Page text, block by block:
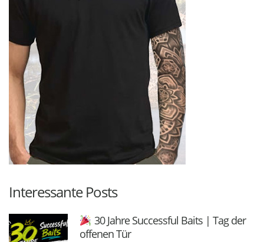
Interessante Posts
30 Jahre Successful Baits | Tag der
offenen Tür